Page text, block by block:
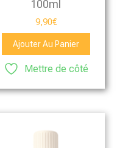
100ml
9,90€
Ajouter Au Panier
Mettre de côté